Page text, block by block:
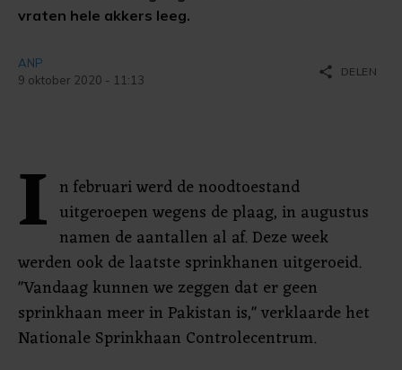
vraten hele akkers leeg.
ANP
9 oktober 2020 - 11:13
share DELEN
I n februari werd de noodtoestand
uitgeroepen wegens de plaag, in augustus
namen de aantallen al af. Deze week
werden ook de laatste sprinkhanen uitgeroeid.
"Vandaag kunnen we zeggen dat er geen
sprinkhaan meer in Pakistan is," verklaarde het
Nationale Sprinkhaan Controlecentrum.